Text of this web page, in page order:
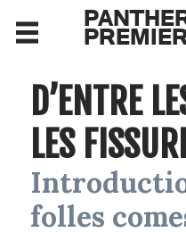
D’ENTRE
LES
Introduction aux herbes
folles